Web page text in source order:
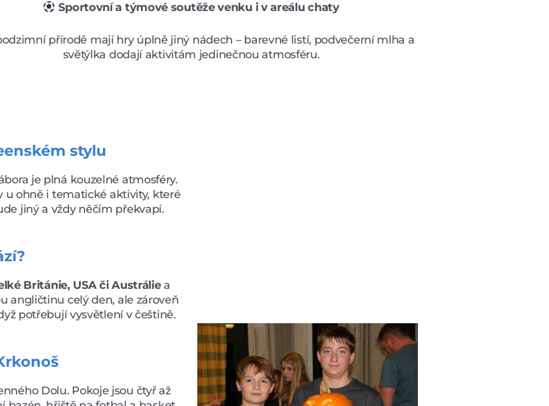
Sportovní a týmové soutěže venku i v areálu chaty
přírodě mají hry úplně jiný nádech – barevné listí, podvečerní mlha a
světýlka dodají aktivitám jedinečnou atmosféru.
stylu
je plná kouzelné atmosféry.
u ohně i tematické aktivity, které
jiný a vždy něčím překvapí.
Británie, USA či Austráliea
angličtinu celý den, ale zároveň
potřebují vysvětlení v češtině.
Dolu. Pokoje jsou čtyř až